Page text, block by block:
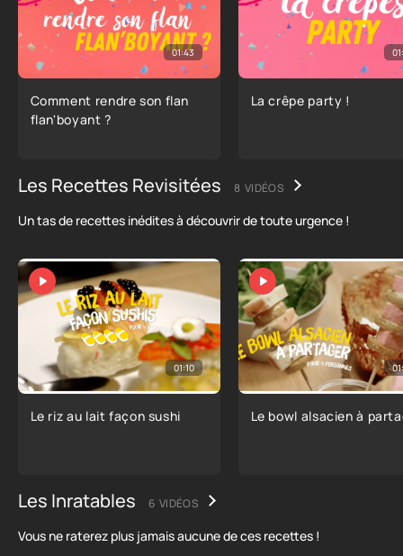
01:43
Comment rendre son flan
flan'boyant ?
La crêpe party !
Les Recettes Revisitées 8 VIDÉOS
Un tas de recettes inédites à découvrir de toute urgence !
01:10
Le riz au lait façon sushi Le bowl alsacien à
Les Inratables 6 VIDÉOS
Vous ne raterez plus jamais aucune de ces recettes !